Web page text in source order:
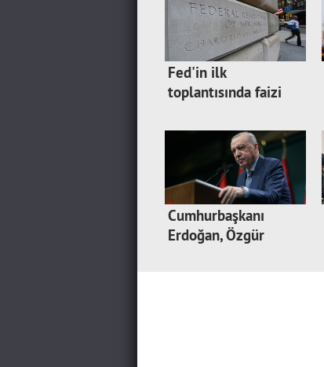
Fed'in ilk
toplantısında faizi
Cumhurbaşkanı
Erdoğan, Özgür